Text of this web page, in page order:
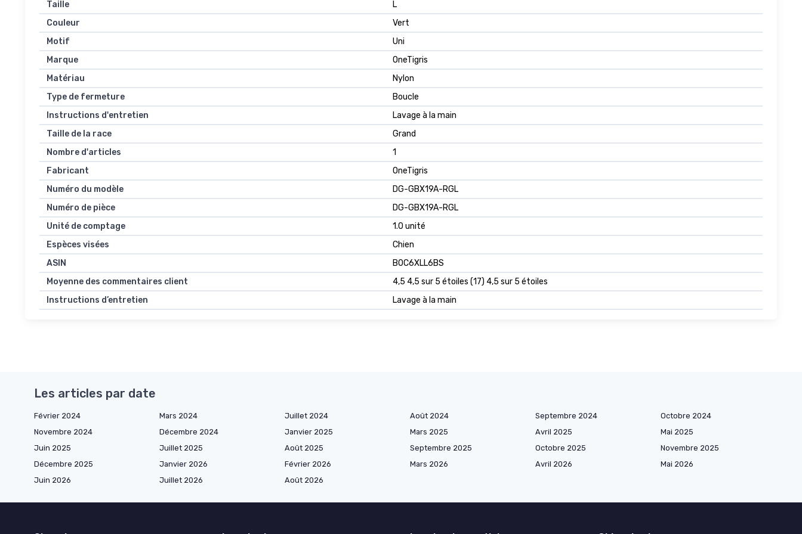
Taille
L
Couleur
Vert
Motif
Uni
Marque
OneTigris
Matériau
Nylon
Type de fermeture
Boucle
Instructions d'entretien
Lavage à la main
Taille de la race
Grand
Nombre d'articles
1
Fabricant
OneTigris
Numéro du modèle
DG-GBX19A-RGL
Numéro de pièce
DG-GBX19A-RGL
Unité de comptage
1.0 unité
Espèces visées
Chien
ASIN
B0C6XLL6BS
Moyenne des commentaires client
4,5 4,5 sur 5 étoiles (17) 4,5 sur 5 étoiles
Instructions d’entretien
Lavage à la main
Les articles par date
Février 2024 Mars 2024 Juillet 2024 Août 2024 Septembre 2024
Octobre 2024
Novembre 2024
Décembre 2024 Janvier 2025 Mars 2025 Avril 2025
Mai 2025
Juin 2025
Juillet 2025 Août 2025 Septembre 2025 Octobre 2025
Novembre 2025
Décembre 2025
Janvier 2026 Février 2026 Mars 2026 Avril 2026
Mai 2026
Juin 2026
Juillet 2026 Août 2026